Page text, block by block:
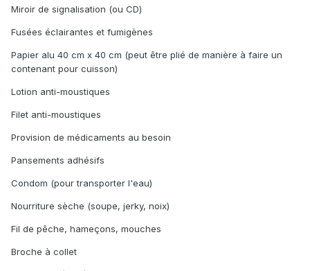
Miroir de signalisation (ou CD)
Fusées éclairantes et fumigènes
Papier alu 40 cm x 40 cm (peut être plié de manière à faire un
contenant pour cuisson)
Lotion anti-moustiques
Filet anti-moustiques
Provision de médicaments au besoin
Pansements adhésifs
Condom (pour transporter l'eau)
Nourriture sèche (soupe, jerky, noix)
Fil de pêche, hameçons, mouches
Broche à collet